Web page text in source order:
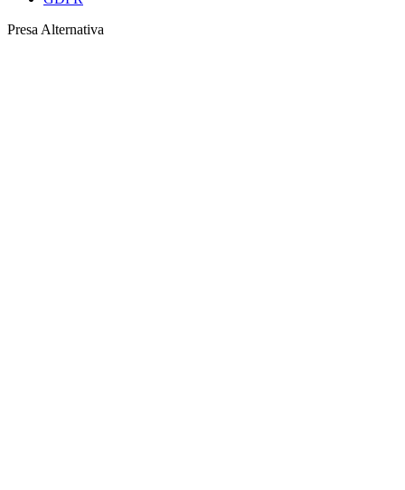
Presa Alternativa